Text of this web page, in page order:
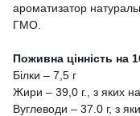
ароматизатор
ГМО.
Поживна цінність на
Білки – 7,5 г
Жири – 39,0 г., з яких
Вуглеводи – 37.0 г, з